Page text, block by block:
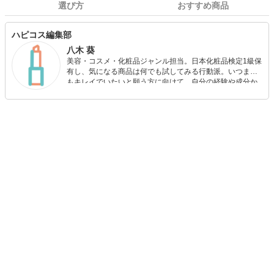
選び方 おすすめ商品
ハピコス編集部
八木 葵
美容・コスメ・化粧品ジャンル担当。日本化粧品検定1級保
有し、気になる商品は何でも試してみる行動派。いつまで
もキレイでいたいと願う方に向けて、自分の経験や成分か